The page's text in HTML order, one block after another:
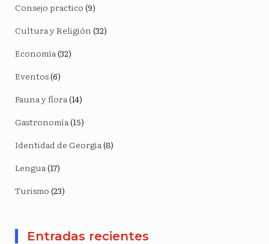
Consejo practico (9)
Cultura y Religión (32)
Economía (32)
Eventos(6)
Fauna y flora (14)
Gastronomía (15)
Identidad de Georgia (8)
Lengua (17)
Turismo (23)
Entradas recientes